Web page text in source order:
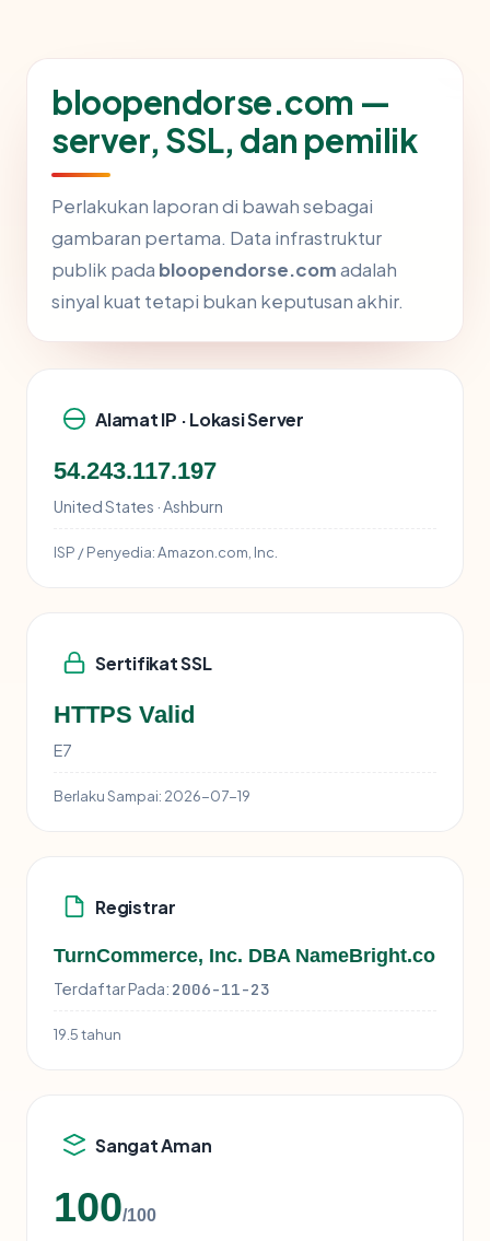
bloopendorse.com —
server, SSL, dan pemilik
Perlakukan laporan di bawah sebagai
gambaran pertama. Data infrastruktur
publik pada bloopendorse.comadalah
sinyal kuat tetapi bukan keputusan akhir.
Alamat IP · Lokasi Server
54.243.117.197
United States · Ashburn
ISP / Penyedia:Amazon.com, Inc.
Sertifikat SSL
HTTPS Valid
E7
Berlaku Sampai: 2026-07-19
Registrar
TurnCommerce, Inc. DBA NameBright.co
Terdaftar Pada: 2006-11-23
19.5 tahun
Sangat Aman
100/100